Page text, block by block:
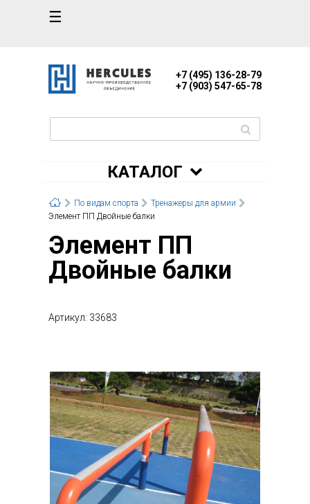
☰
+7 (495) 136-28-79
+7 (903) 547-65-78
КАТАЛОГ
По видам спорта
Тренажеры для армии
Элемент ПП Двойные балки
Элемент ПП
Двойные балки
Артикул: 33683